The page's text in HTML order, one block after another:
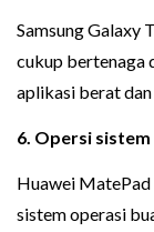
Samsung Galaxy
cukup bertenaga
aplikasi berat
6. Opersi sistem
Huawei MatePad
sistem operasi